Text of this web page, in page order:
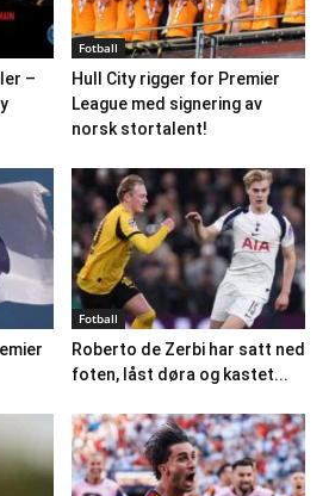
–
Fotball
Hull City rigger for Premier
League med signering av
norsk stortalent!
Fotball
Roberto de Zerbi har satt ned
foten, låst døra og kastet...